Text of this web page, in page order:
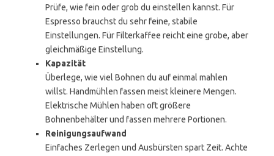
Prüfe, wie fein oder grob du einstellen kannst. Für
Espresso brauchst du sehr feine, stabile
Einstellungen. Für Filterkaffee reicht eine grobe, aber
gleichmäßige Einstellung.
Kapazität
Überlege, wie viel Bohnen du auf einmal mahlen
willst. Handmühlen fassen meist kleinere Mengen.
Elektrische Mühlen haben oft größere
Bohnenbehälter und fassen mehrere Portionen.
Reinigungsaufwand
Einfaches Zerlegen und Ausbürsten spart Zeit. Achte